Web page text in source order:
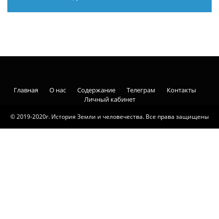
© 2019-2020г. История Земли и человечества. Все права защищены
Главная О нас Содержание Телеграм
Контакты
Личный кабинет